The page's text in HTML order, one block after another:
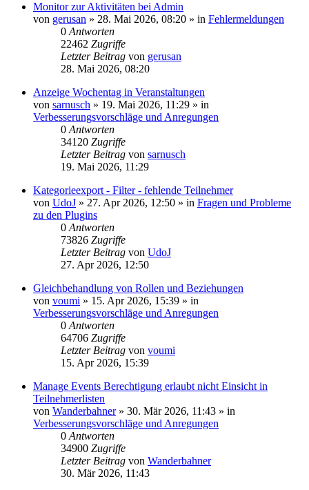
Monitor zur Aktivitäten bei Admin
von gerusan » 28. Mai 2026, 08:20 » in Fehlermeldungen
0 Antworten
22462 Zugriffe
Letzter Beitrag von gerusan
28. Mai 2026, 08:20
Anzeige Wochentag in Veranstaltungen
von sarnusch » 19. Mai 2026, 11:29 » in
Verbesserungsvorschläge und Anregungen
0 Antworten
34120 Zugriffe
Letzter Beitrag von sarnusch
19. Mai 2026, 11:29
Kategorieexport - Filter - fehlende Teilnehmer
von UdoJ » 27. Apr 2026, 12:50 » in Fragen und Probleme
zu den Plugins
0 Antworten
73826 Zugriffe
Letzter Beitrag von UdoJ
27. Apr 2026, 12:50
Gleichbehandlung von Rollen und Beziehungen
von voumi » 15. Apr 2026, 15:39 » in
Verbesserungsvorschläge und Anregungen
0 Antworten
64706 Zugriffe
Letzter Beitrag von voumi
15. Apr 2026, 15:39
Manage Events Berechtigung erlaubt nicht Einsicht in
Teilnehmerlisten
von Wanderbahner» 30. Mär 2026, 11:43 » in
Verbesserungsvorschläge und Anregungen
0 Antworten
34900 Zugriffe
Letzter Beitrag von Wanderbahner
30. Mär 2026, 11:43